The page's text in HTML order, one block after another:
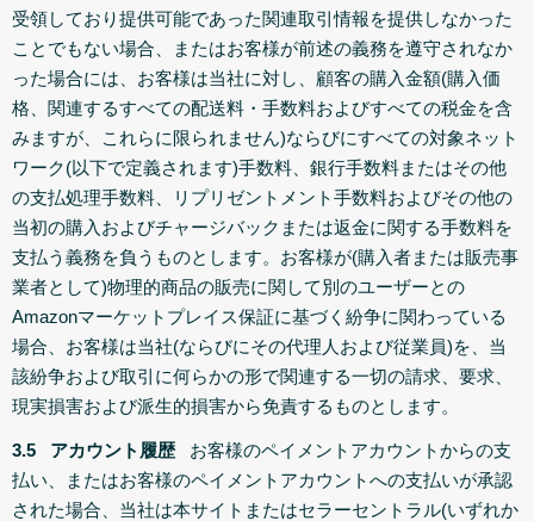
受領しており提供可能であった関連取引情報を提供しなかった
ことでもない場合、またはお客様が前述の義務を遵守されなか
った場合には、お客様は当社に対し、顧客の購入金額(購入価
格、関連するすべての配送料・手数料およびすべての税金を含
みますが、これらに限られません)ならびにすべての対象ネット
ワーク(以下で定義されます)手数料、銀行手数料またはその他
の支払処理手数料、リプリゼントメント手数料およびその他の
当初の購入およびチャージバックまたは返金に関する手数料を
支払う義務を負うものとします。お客様が(購入者または販売事
業者として)物理的商品の販売に関して別のユーザーとの
Amazonマーケットプレイス保証に基づく紛争に関わっている
場合、お客様は当社(ならびにその代理人および従業員)を、当
該紛争および取引に何らかの形で関連する一切の請求、要求、
現実損害および派生的損害から免責するものとします。
3.5 アカウント履歴 お客様のペイメントアカウントからの支
払い、またはお客様のペイメントアカウントへの支払いが承認
された場合、当社は本サイトまたはセラーセントラル(いずれか